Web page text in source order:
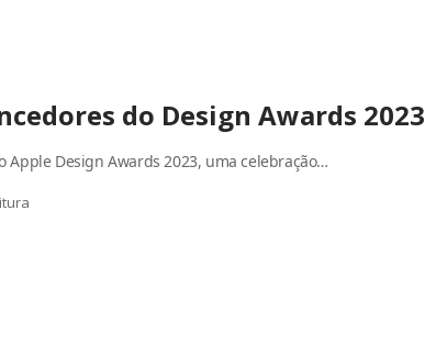
do Design Awards 2023
Apple Design Awards 2023, uma celebração…